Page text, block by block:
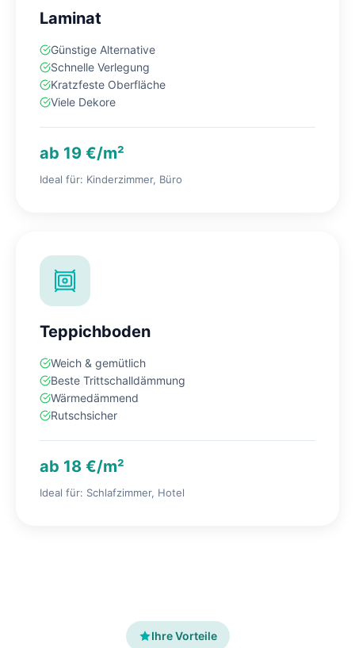
Laminat
Günstige Alternative
Schnelle Verlegung
Kratzfeste Oberfläche
Viele Dekore
ab 19 €/m²
Ideal für: Kinderzimmer, Büro
Teppichboden
Weich & gemütlich
Beste Trittschalldämmung
Wärmedämmend
Rutschsicher
ab 18 €/m²
Ideal für: Schlafzimmer, Hotel
Ihre Vorteile